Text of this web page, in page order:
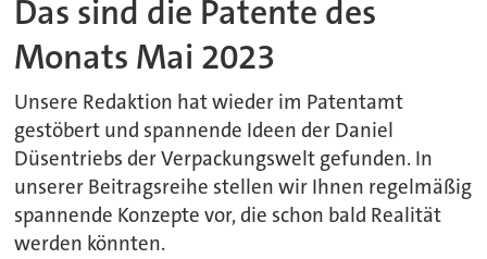
Das sind die Patente des
Monats Mai 2023
Unsere Redaktion hat wieder im Patentamt
gestöbert und spannende Ideen der Daniel
Düsentriebs der Verpackungswelt gefunden. In
unserer Beitragsreihe stellen wir Ihnen regelmäßig
spannende Konzepte vor, die schon bald Realität
werden könnten.